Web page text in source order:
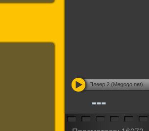
Плеер 2 (Megogo.net)